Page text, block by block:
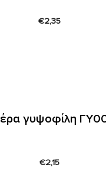
€2,35
γυψοφίλη
€2,15